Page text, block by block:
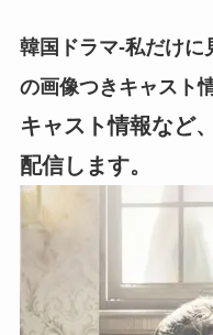
韓国ドラマ-私だけに
の画像つきキャスト
キャスト情報など
配信します。